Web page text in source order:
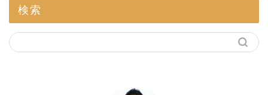
検索